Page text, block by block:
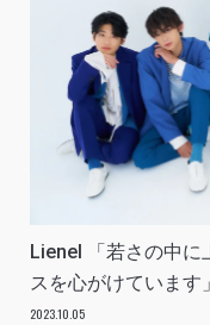
Lienel 「若さの中に
スを心がけています
2023.10.05